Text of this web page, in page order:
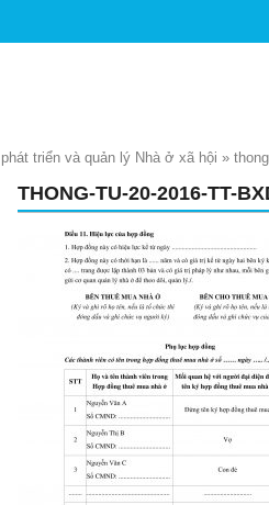
triển và quản lý Nhà ở xã hội »
THONG-TU-20-2016-TT-